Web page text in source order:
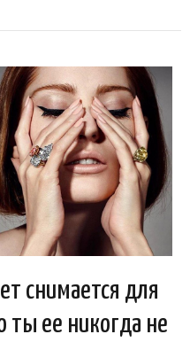
снимается для
ты ее никогда не